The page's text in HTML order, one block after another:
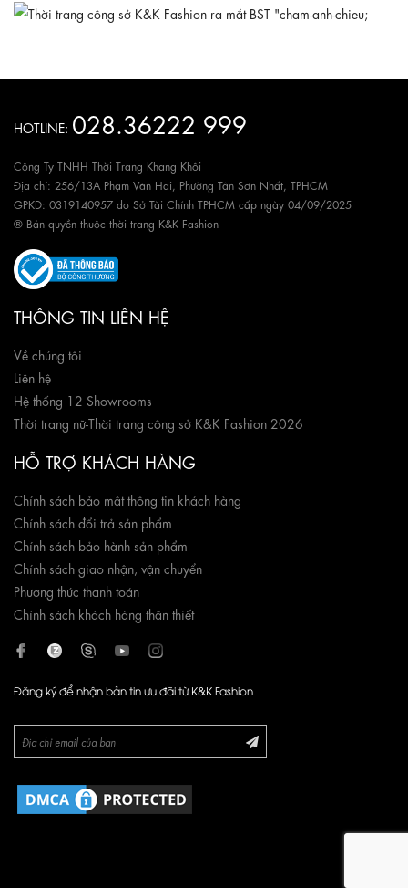
HOTLINE: 028.36222 999
Công Ty TNHH Thời Trang Khang Khôi
Địa chỉ: 256/13A Phạm Văn Hai, Phường Tân Sơn Nhất, TPHCM
GPKD: 0319140957 do Sở Tài Chính TPHCM cấp ngày 04/09/2025
® Bản quyền thuộc thời trang K&K Fashion
THÔNG TIN LIÊN HỆ
Về chúng tôi
Liên hệ
Hệ thống 12 Showrooms
Thời trang nữ-Thời trang công sở K&K Fashion 2026
HỖ TRỢ KHÁCH HÀNG
Chính sách bảo mật thông tin khách hàng
Chính sách đổi trả sản phẩm
Chính sách bảo hành sản phẩm
Chính sách giao nhận, vận chuyển
Phương thức thanh toán
Chính sách khách hàng thân thiết
Đăng ký để nhận bản tin ưu đãi từ K&K Fashion